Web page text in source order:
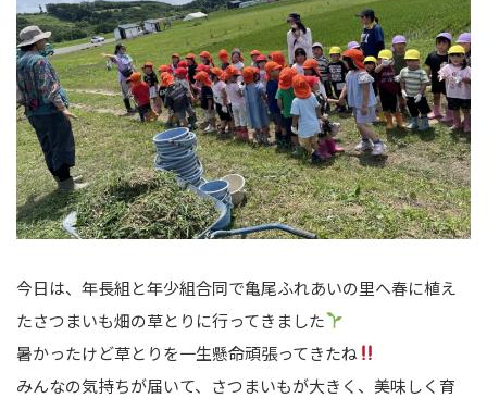
今日は、年長組と年少組合同で亀尾ふれあいの里へ春に植え
たさつまいも畑の草とりに行ってきました
暑かったけど草とりを一生懸命頑張ってきたね
みんなの気持ちが届いて、さつまいもが大きく、美味しく育